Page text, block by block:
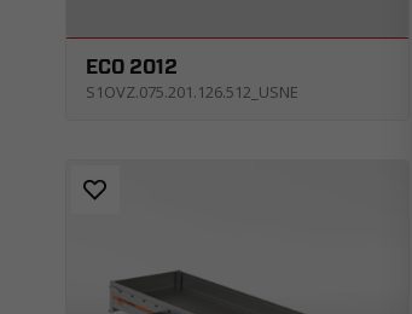
ECO 2012
S1OVZ.075.201.126.512_USNE